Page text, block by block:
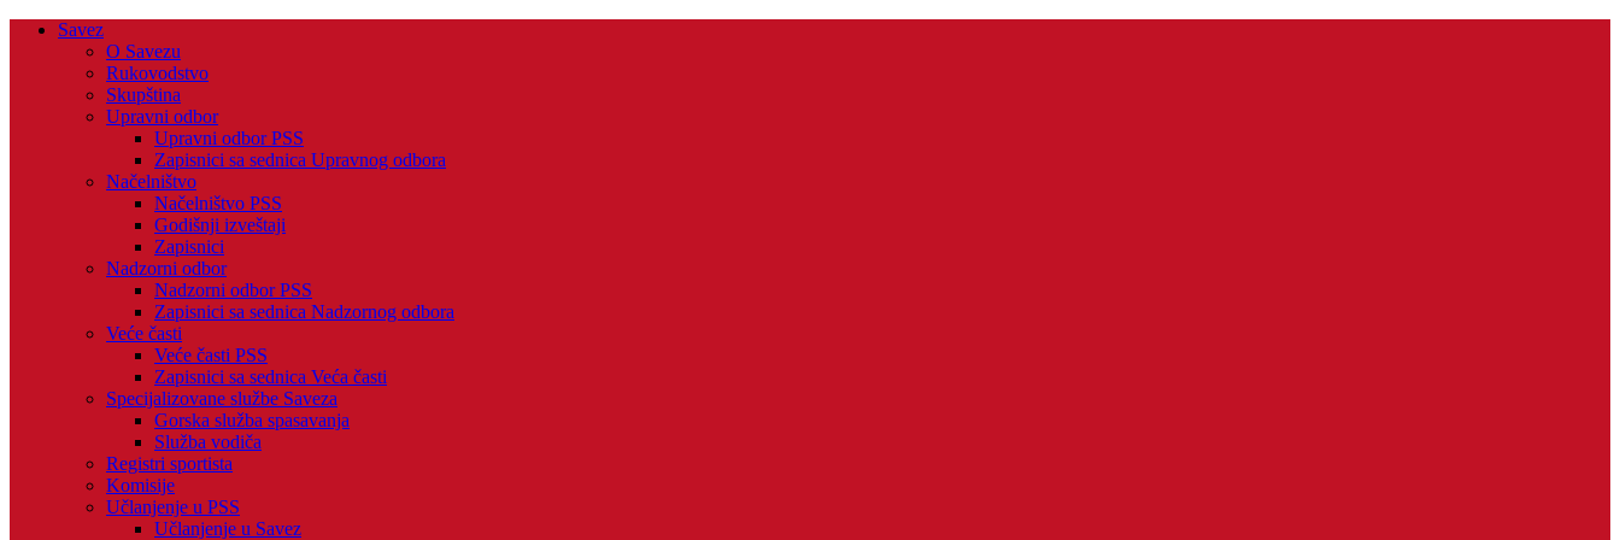
Savez
O Savezu
Rukovodstvo
Skupština
Upravni odbor
Upravni odbor PSS
Zapisnici sa sednica Upravnog odbora
Načelništvo
Načelništvo PSS
Godišnji izveštaji
Zapisnici
Nadzorni odbor
Nadzorni odbor PSS
Zapisnici sa sednica Nadzornog odbora
Veće časti
Veće časti PSS
Zapisnici sa sednica Veća časti
Specijalizovane službe Saveza
Gorska služba spasavanja
Služba vodiča
Registri sportista
Komisije
Učlanjenje u PSS
Učlanjenje u Savez